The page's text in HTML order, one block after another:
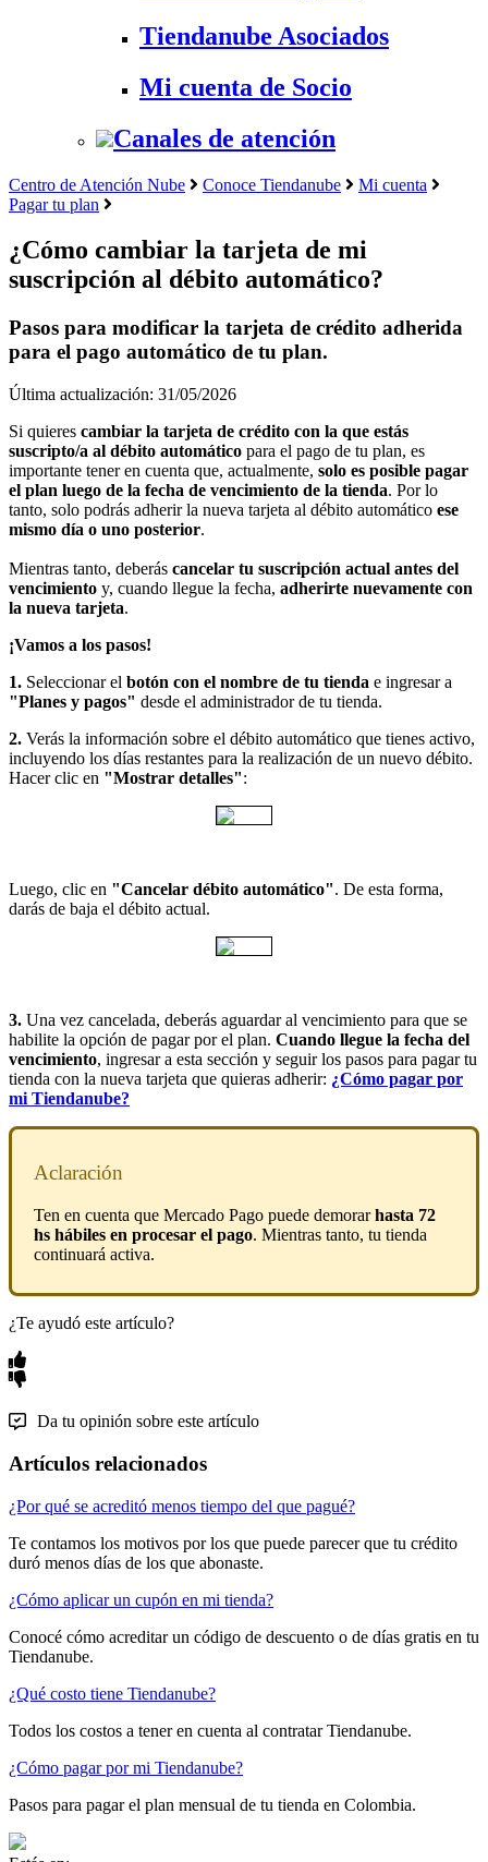
Tiendanube Asociados
Mi cuenta de Socio
Canales de atención
Centro de Atención Nube Conoce Tiendanube
Mi cuenta
Pagar tu plan
¿Cómo cambiar la tarjeta de mi
suscripción al débito automático?
Pasos para modificar la tarjeta de crédito adherida
para el pago automático de tu plan.
Última actualización: 31/05/2026
Si quieres cambiar la tarjeta de crédito con la que estás
suscripto/a al débito automático para el pago de tu plan, es
importante tener en cuenta que, actualmente, solo es posible pagar
el plan luego de la fecha de vencimiento de la tienda. Por lo
tanto, solo podrás adherir la nueva tarjeta al débito automático ese
mismo día o uno posterior.
Mientras tanto, deberás cancelar tu suscripción actual antes del
vencimiento y, cuando llegue la fecha, adherirte nuevamente con
la nueva tarjeta.
¡Vamos a los pasos!
1. Seleccionar el botón con el nombre de tu tienda e ingresar a
"Planes y pagos" desde el administrador de tu tienda.
2. Verás la información sobre el débito automático que tienes activo,
incluyendo los días restantes para la realización de un nuevo débito.
Hacer clic en "Mostrar detalles":
Luego, clic en "Cancelar débito automático". De esta forma,
darás de baja el débito actual.
3. Una vez cancelada, deberás aguardar al vencimiento para que se
habilite la opción de pagar por el plan. Cuando llegue la fecha del
vencimiento, ingresar a esta sección y seguir los pasos para pagar tu
tienda con la nueva tarjeta que quieras adherir: ¿Cómo pagar por
mi Tiendanube?
Aclaración
Ten en cuenta que Mercado Pago puede demorarhasta 72
hs hábiles en procesar el pago. Mientras tanto, tu tienda
continuará activa.
¿Te ayudó este artículo?
Da tu opinión sobre este artículo
Artículos relacionados
¿Por qué se acreditó menos tiempo del que pagué?
Te contamos los motivos por los que puede parecer que tu crédito
duró menos días de los que abonaste.
¿Cómo aplicar un cupón en mi tienda?
Conocé cómo acreditar un código de descuento o de días gratis en tu
Tiendanube.
¿Qué costo tiene Tiendanube?
Todos los costos a tener en cuenta al contratar Tiendanube.
¿Cómo pagar por mi Tiendanube?
Pasos para pagar el plan mensual de tu tienda en Colombia.